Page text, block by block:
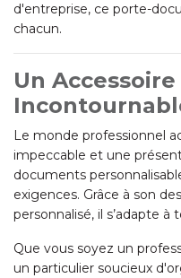
d'entreprise, ce porte-
chacun.
Un
Le monde professionnel
impeccable et une
documents
exigences. Grâce à son
personnalisé, il s’adapte à
Que vous soyez un
un particulier soucieux